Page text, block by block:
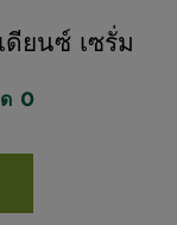
ดียนซ์ เซรั่ม
0